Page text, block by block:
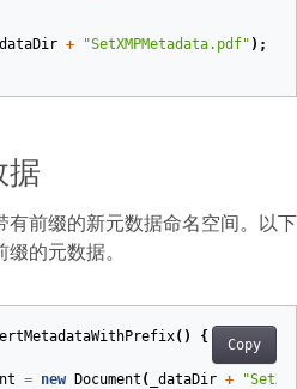
_dataDir + "SetXMPMetadata.pdf" );
据
有前缀的新元数据命名空间。以下
的元数据。
Copy
()
{
= new Document ( _dataDir +